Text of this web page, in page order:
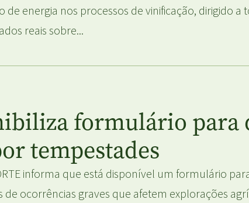
de energia nos processos de vinificação, dirigido a
reais sobre...
formulário para
tempestades
informa que está disponível um formulário
de ocorrências graves que afetem explorações